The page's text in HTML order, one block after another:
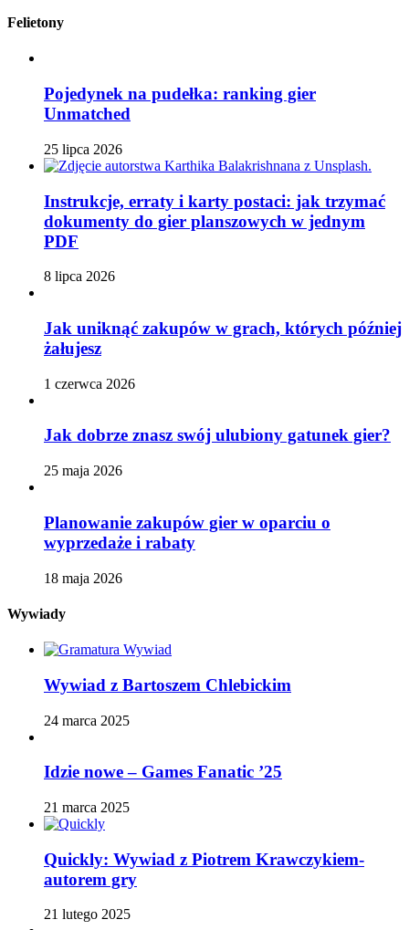
Felietony
Pojedynek na pudełka: ranking gier
Unmatched
25 lipca 2026
Instrukcje, erraty i karty postaci: jak trzymać
dokumenty do gier planszowych w jednym
PDF
8 lipca 2026
Jak uniknąć zakupów w grach, których później
żałujesz
1 czerwca 2026
Jak dobrze znasz swój ulubiony gatunek gier?
25 maja 2026
Planowanie zakupów gier w oparciu o
wyprzedaże i rabaty
18 maja 2026
Wywiady
Wywiad z Bartoszem Chlebickim
24 marca 2025
Idzie nowe – Games Fanatic ’25
21 marca 2025
Quickly: Wywiad z Piotrem Krawczykiem-
autorem gry
21 lutego 2025